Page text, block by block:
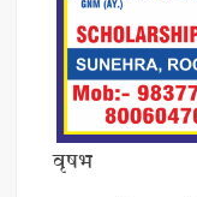
वृषभ